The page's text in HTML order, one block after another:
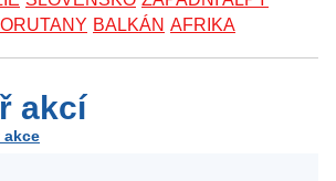
BALKÁN AFRIKA
akcí
akce